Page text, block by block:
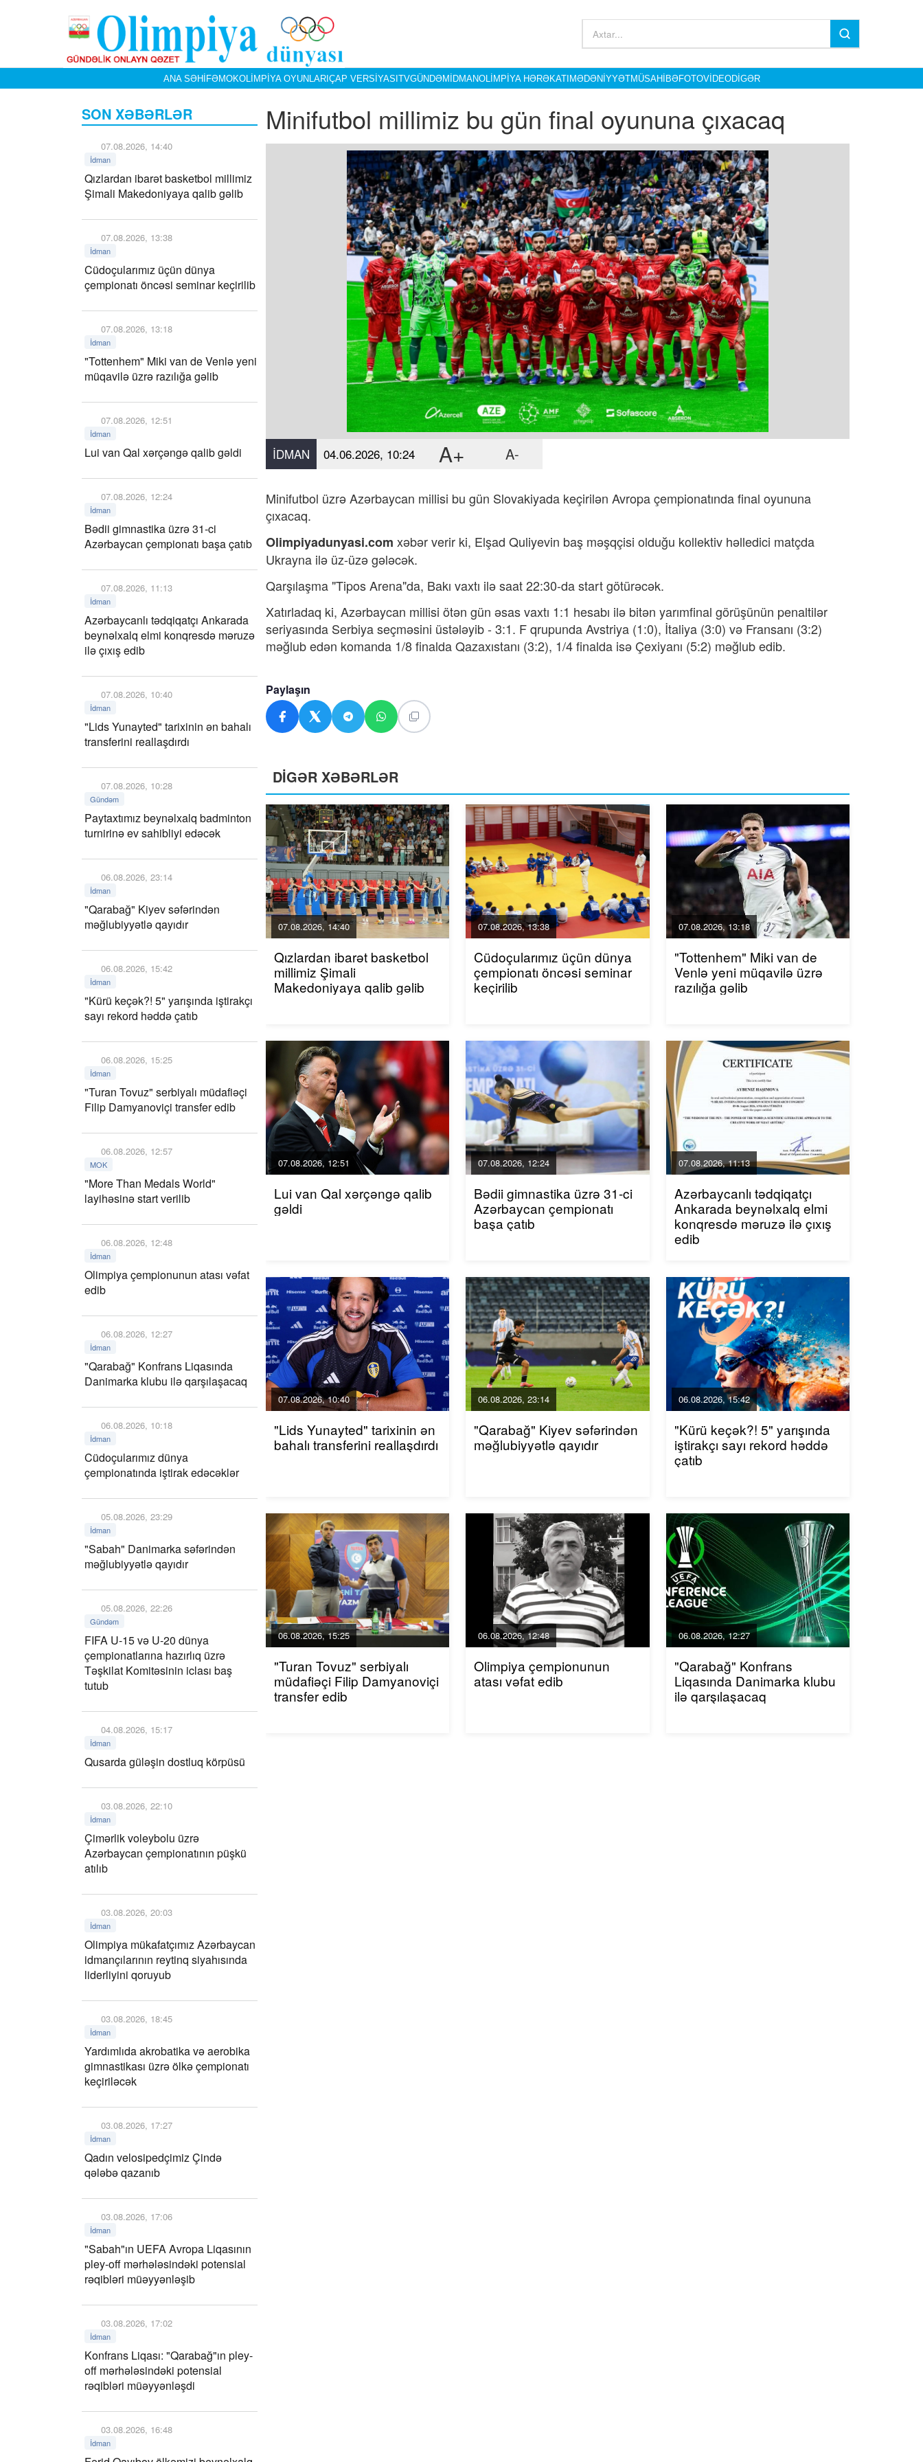
ANA SƏHIFƏMOKOLIMPIYA OYUNLARIÇAP VERSIYASITVGÜNDƏMİDMANOLIMPIYA HƏRƏKATIMƏDƏNIYYƏTMÜSAHIBƏFOTOVIDEODIGƏR
SON XƏBƏRLƏR
07.08.2026, 14:40
İdman
Qızlardan ibarət basketbol millimiz
Şimali Makedoniyaya qalib gəlib
07.08.2026, 13:38
İdman
Cüdoçularımız üçün dünya
çempionatı öncəsi seminar keçirilib
07.08.2026, 13:18
İdman
"Tottenhem" Miki van de Venlə yeni
müqavilə üzrə razılığa gəlib
07.08.2026, 12:51
İdman
Lui van Qal xərçəngə qalib gəldi
07.08.2026, 12:24
İdman
Bədii gimnastika üzrə 31-ci
Azərbaycan çempionatı başa çatıb
07.08.2026, 11:13
İdman
Azərbaycanlı tədqiqatçı Ankarada
beynəlxalq elmi konqresdə məruzə
ilə çıxış edib
07.08.2026, 10:40
İdman
"Lids Yunayted" tarixinin ən bahalı
transferini reallaşdırdı
07.08.2026, 10:28
Gündəm
Paytaxtımız beynəlxalq badminton
turnirinə ev sahibliyi edəcək
06.08.2026, 23:14
İdman
"Qarabağ" Kiyev səfərindən
məğlubiyyətlə qayıdır
06.08.2026, 15:42
İdman
"Kürü keçək?! 5" yarışında iştirakçı
sayı rekord həddə çatıb
06.08.2026, 15:25
İdman
"Turan Tovuz" serbiyalı müdafiəçi
Filip Damyanoviçi transfer edib
06.08.2026, 12:57
MOK
"More Than Medals World"
layihəsinə start verilib
06.08.2026, 12:48
İdman
Olimpiya çempionunun atası vəfat
edib
06.08.2026, 12:27
İdman
"Qarabağ" Konfrans Liqasında
Danimarka klubu ilə qarşılaşacaq
06.08.2026, 10:18
İdman
Cüdoçularımız dünya
çempionatında iştirak edəcəklər
05.08.2026, 23:29
İdman
"Sabah" Danimarka səfərindən
məğlubiyyətlə qayıdır
05.08.2026, 22:26
Gündəm
FIFA U-15 və U-20 dünya
çempionatlarına hazırlıq üzrə
Təşkilat Komitəsinin iclası baş
tutub
04.08.2026, 15:17
İdman
Qusarda güləşin dostluq körpüsü
03.08.2026, 22:10
İdman
Çimərlik voleybolu üzrə
Azərbaycan çempionatının püşkü
atılıb
03.08.2026, 20:03
İdman
Olimpiya mükafatçımız Azərbaycan
idmançılarının reytinq siyahısında
liderliyini qoruyub
03.08.2026, 18:45
İdman
Yardımlıda akrobatika və aerobika
gimnastikası üzrə ölkə çempionatı
keçiriləcək
03.08.2026, 17:27
İdman
Qadın velosipedçimiz Çində
qələbə qazanıb
03.08.2026, 17:06
İdman
"Sabah"ın UEFA Avropa Liqasının
pley-off mərhələsindəki potensial
rəqibləri müəyyənləşib
03.08.2026, 17:02
İdman
Konfrans Liqası: "Qarabağ"ın pley-
off mərhələsindəki potensial
rəqibləri müəyyənləşdi
03.08.2026, 16:48
İdman
Minifutbol millimiz bu gün final oyununa çıxacaq
İDMAN 04.06.2026, 10:24 A+ A-
Minifutbol üzrə Azərbaycan millisi bu gün Slovakiyada keçirilən Avropa çempionatında final oyununa
çıxacaq.
Olimpiyadunyasi.com xəbər verir ki, Elşad Quliyevin baş məşqçisi olduğu kollektiv həlledici matçda
Ukrayna ilə üz-üzə gələcək.
Qarşılaşma "Tipos Arena"da, Bakı vaxtı ilə saat 22:30-da start götürəcək.
Xatırladaq ki, Azərbaycan millisi ötən gün əsas vaxtı 1:1 hesabı ilə bitən yarımfinal görüşünün penaltilər
seriyasında Serbiya seçməsini üstələyib - 3:1. F qrupunda Avstriya (1:0), İtaliya (3:0) və Fransanı (3:2)
məğlub edən komanda 1/8 finalda Qazaxıstanı (3:2), 1/4 finalda isə Çexiyanı (5:2) məğlub edib.
Paylaşın
DİGƏR XƏBƏRLƏR
07.08.2026, 14:40
Qızlardan ibarət basketbol
millimiz Şimali
Makedoniyaya qalib gəlib
07.08.2026, 13:38
Cüdoçularımız üçün dünya
çempionatı öncəsi seminar
keçirilib
07.08.2026, 13:18
"Tottenhem" Miki van de
Venlə yeni müqavilə üzrə
razılığa gəlib
07.08.2026, 12:51
Lui van Qal xərçəngə qalib
gəldi
07.08.2026, 12:24
Bədii gimnastika üzrə 31-ci
Azərbaycan çempionatı
başa çatıb
07.08.2026, 11:13
Azərbaycanlı tədqiqatçı
Ankarada beynəlxalq elmi
konqresdə məruzə ilə çıxış
edib
07.08.2026, 10:40
"Lids Yunayted" tarixinin ən
bahalı transferini reallaşdırdı
06.08.2026, 23:14
"Qarabağ" Kiyev səfərindən
məğlubiyyətlə qayıdır
06.08.2026, 15:42
"Kürü keçək?! 5" yarışında
iştirakçı sayı rekord həddə
çatıb
06.08.2026, 15:25
"Turan Tovuz" serbiyalı
müdafiəçi Filip Damyanoviçi
transfer edib
06.08.2026, 12:48
Olimpiya çempionunun
atası vəfat edib
06.08.2026, 12:27
"Qarabağ" Konfrans
Liqasında Danimarka klubu
ilə qarşılaşacaq